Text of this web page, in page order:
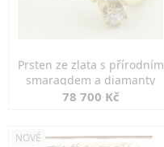
Prsten ze zlata s přírodním
smaragdem a diamanty
78 700 Kč
NOVÉ